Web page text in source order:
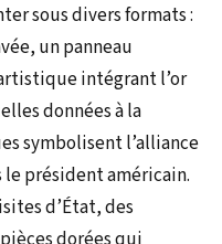
sous divers formats :
un panneau
intégrant l’or
données à la
symbolisent l’alliance
président américain.
d’État, des